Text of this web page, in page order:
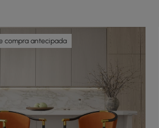
compra antecipada